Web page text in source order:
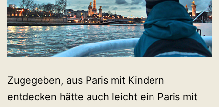
Zugegeben, aus Paris mit Kindern
entdecken hätte auch leicht ein Paris mit